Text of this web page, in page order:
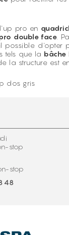
pro en
double face .
possible
tels que la bâche
la structure est
dos gris
stop
stop
48